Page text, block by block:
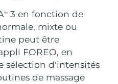
TM
3 en fonction de
mixte ou
peut être
FOREO, en
sélection d'intensités
de massage